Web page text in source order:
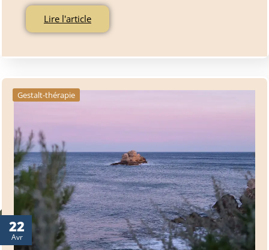
Lire l'article
22
Avr
Gestalt-thérapie